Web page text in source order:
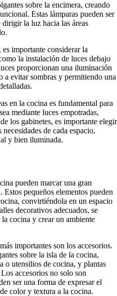
sobre la encimera, creando
Estas lámparas pueden ser
la luz hacia las áreas
importante considerar la
la instalación de luces debajo
proporcionan una iluminación
a evitar sombras y permitiendo una
en la cocina es fundamental para
mediante luces empotradas,
los gabinetes, es importante elegir
de cada espacio,
y bien iluminada.
pueden marcar una gran
pequeños elementos pueden
convirtiéndola en un espacio
decorativos adecuados, se
la cocina y crear un ambiente
importantes son los accesorios.
sobre la isla de la cocina,
o utensilios de cocina, y plantas
accesorios no solo son
ser una forma de expresar el
color y textura a la cocina.